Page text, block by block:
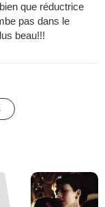
que réductrice
pas dans le
beau!!!